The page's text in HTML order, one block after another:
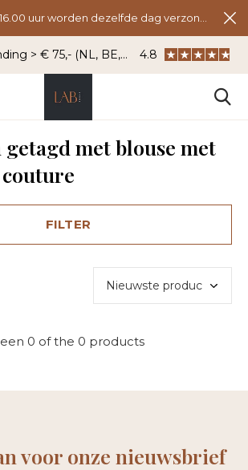
> € 75,- (NL, BE, DU) WhatsApp: 06 -
4.8
met blouse met
FILTER
0 of the 0 products
voor onze nieuwsbrief